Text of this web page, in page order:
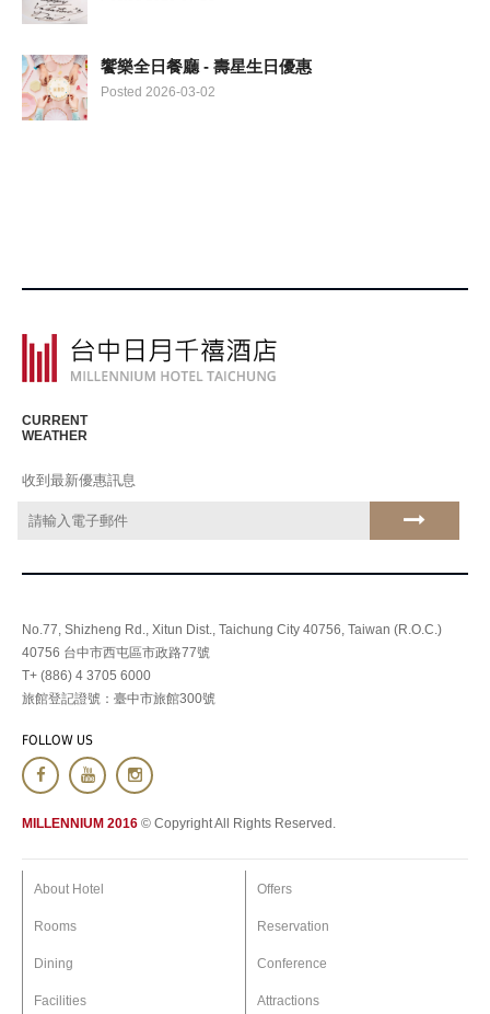
饗樂全日餐廳 - 壽星生日優惠
Posted 2026-03-02
CURRENT
WEATHER
收到最新優惠訊息
No.77, Shizheng Rd., Xitun Dist., Taichung City 40756, Taiwan (R.O.C.)
40756 台中市西屯區市政路77號
T+ (886) 4 3705 6000
旅館登記證號：臺中市旅館300號
FOLLOW US
MILLENNIUM 2016 © Copyright All Rights Reserved.
About Hotel Offers
Rooms Reservation
Dining Conference
Facilities Attractions